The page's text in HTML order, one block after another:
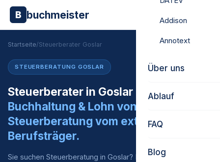
B buchmeister Addison
Annotext
Über uns
Ablauf
FAQ
Blog
Startseite/Steuerberater Goslar
STEUERBERATUNG GOSLAR
Steuerberater in Goslar gesucht?
Buchhaltung & Lohn von uns.
Steuerberatung vom externen
Berufsträger.
Sie suchen Steuerberatung in Goslar? Buchmeister